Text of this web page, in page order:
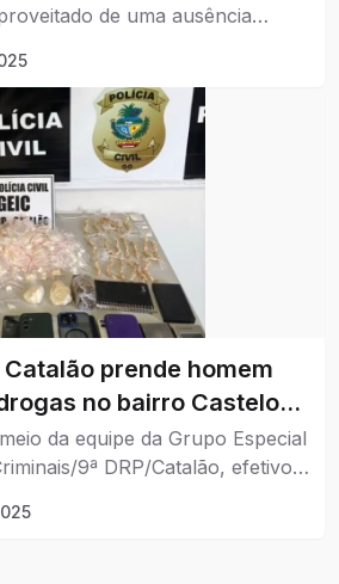
de uma ausência
Rio, para praticar atos
criança, que confidenciou o
próximas.
prende homem
bairro Castelo
da equipe da Grupo Especial
9ª DRP/Catalão, efetivou